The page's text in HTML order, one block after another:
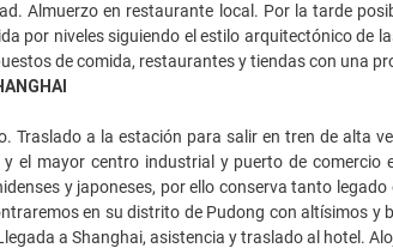
Almuerzo en restaurante local. Por la tarde
por niveles siguiendo el estilo arquitectónico de
de comida, restaurantes y tiendas con una
Traslado a la estación para salir en tren de alta
el mayor centro industrial y puerto de comercio
y japoneses, por ello conserva tanto
en su distrito de Pudong con altísimos y
a Shanghai, asistencia y traslado al hotel.